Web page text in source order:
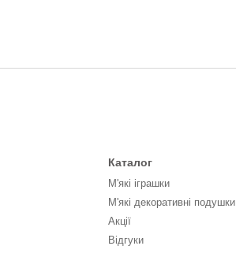
Каталог
М'які іграшки
М'які декоративні подушки
Акції
Відгуки